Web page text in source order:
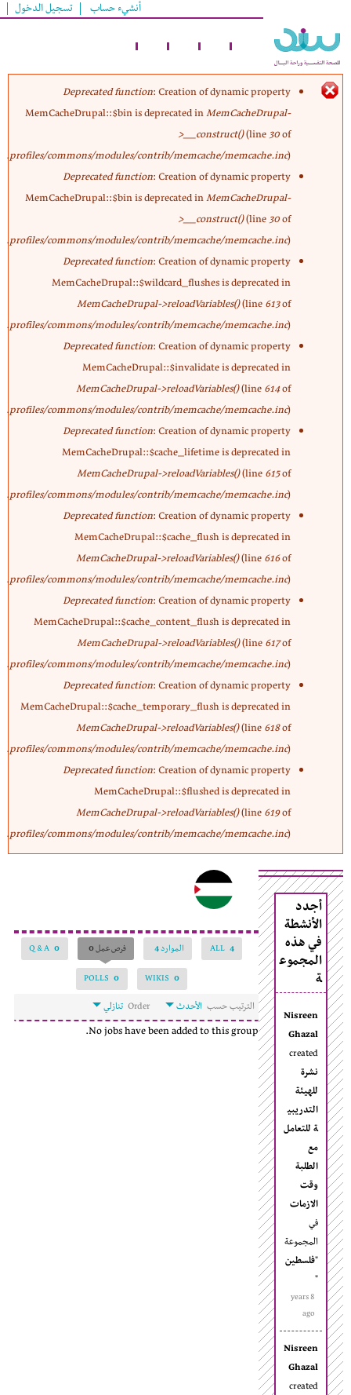
الرئيسي
أنشيء حساب تسجيل الدخول
رسالة
الخطأ
Deprecated function: Creation of dynamic property
MemCacheDrupal::$bin is deprecated inMemCacheDrupal-
>__construct()(line30of
profiles/commons/modules/contrib/memcache/memcache.inc).
Deprecated function: Creation of dynamic property
MemCacheDrupal::$bin is deprecated inMemCacheDrupal-
>__construct()(line30of
profiles/commons/modules/contrib/memcache/memcache.inc).
Deprecated function: Creation of dynamic property
MemCacheDrupal::$wildcard_flushes is deprecated in
MemCacheDrupal->reloadVariables()(line613of
profiles/commons/modules/contrib/memcache/memcache.inc).
Deprecated function: Creation of dynamic property
MemCacheDrupal::$invalidate is deprecated in
MemCacheDrupal->reloadVariables()(line614of
profiles/commons/modules/contrib/memcache/memcache.inc).
Deprecated function: Creation of dynamic property
MemCacheDrupal::$cache_lifetime is deprecated in
MemCacheDrupal->reloadVariables()(line615of
profiles/commons/modules/contrib/memcache/memcache.inc).
Deprecated function: Creation of dynamic property
MemCacheDrupal::$cache_flush is deprecated in
MemCacheDrupal->reloadVariables()(line616of
profiles/commons/modules/contrib/memcache/memcache.inc).
Deprecated function: Creation of dynamic property
MemCacheDrupal::$cache_content_flush is deprecated in
MemCacheDrupal->reloadVariables()(line617of
profiles/commons/modules/contrib/memcache/memcache.inc).
Deprecated function: Creation of dynamic property
MemCacheDrupal::$cache_temporary_flush is deprecated in
MemCacheDrupal->reloadVariables()(line618of
profiles/commons/modules/contrib/memcache/memcache.inc).
Deprecated function: Creation of dynamic property
MemCacheDrupal::$flushed is deprecated in
MemCacheDrupal->reloadVariables()(line619of
profiles/commons/modules/contrib/memcache/memcache.inc).
أجدد
الأنشطة
في هذه
المجموع
ة
Nisreen
Ghazal
created
نشرة
للهيئة
التدريبي
ة للتعامل
مع
الطلبة
وقت
الازمات
في
المجموعة
"فلسطين
"
8 years
ago
Nisreen
Ghazal
created
ALL 4 الموارد4 فرص عمل0 (علامة التبويب النشطة)
Q & A 0
WIKIS 0
POLLS 0
‏الترتيب حسب ‏ الأحدث تنازلي
No jobs have been added to this group.